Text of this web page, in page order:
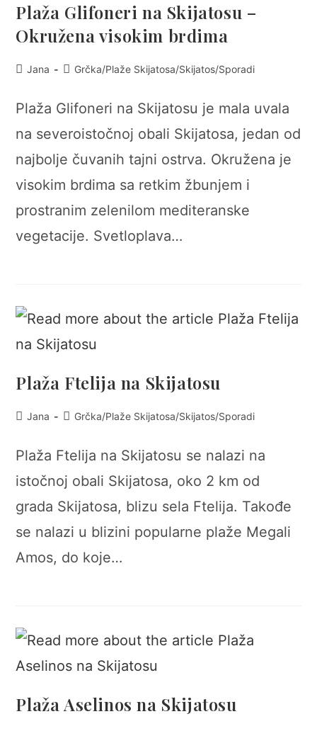
Plaža Glifoneri na Skijatosu –
Okružena visokim brdima
PostJana
PostGrčka/Plaže Skijatosa/Skijatos/Sporadi
Plaža Glifoneri na Skijatosu je mala uvala
na severoistočnoj obali Skijatosa, jedan od
najbolje čuvanih tajni ostrva. Okružena je
visokim brdima sa retkim žbunjem i
prostranim zelenilom mediteranske
vegetacije. Svetloplava…
Plaža Ftelija na Skijatosu
PostJana
PostGrčka/Plaže Skijatosa/Skijatos/Sporadi
Plaža Ftelija na Skijatosu se nalazi na
istočnoj obali Skijatosa, oko 2 km od
grada Skijatosa, blizu sela Ftelija. Takođe
se nalazi u blizini popularne plaže Megali
Amos, do koje…
Plaža Aselinos na Skijatosu